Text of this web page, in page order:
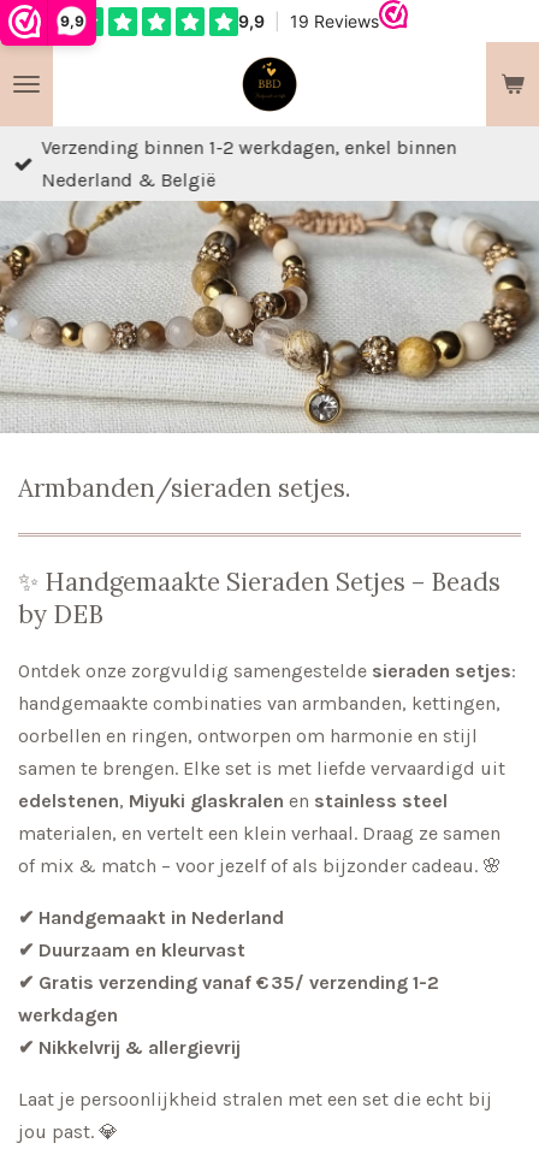
9,9
Ga
naar
de
hoofdinhoud
Verzending binnen 1-2 werkdagen, enkel binnen
Nederland & België
Armbanden/sieraden setjes.
✨ Handgemaakte Sieraden Setjes – Beads
by DEB
Ontdek onze zorgvuldig samengestelde sieraden setjes:
handgemaakte combinaties van armbanden, kettingen,
oorbellen en ringen, ontworpen om harmonie en stijl
samen te brengen. Elke set is met liefde vervaardigd uit
edelstenen, Miyuki glaskralen en stainless steel
materialen, en vertelt een klein verhaal. Draag ze samen
of mix & match – voor jezelf of als bijzonder cadeau. 🌸
✔ Handgemaakt in Nederland
✔ Duurzaam en kleurvast
✔ Gratis verzending vanaf € 35/ verzending 1-2
werkdagen
✔ Nikkelvrij & allergievrij
Laat je persoonlijkheid stralen met een set die echt bij
jou past. 💎